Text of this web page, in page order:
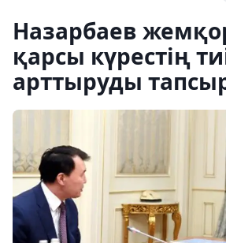
Назарбаев
қарсы күрестің
арттыруды